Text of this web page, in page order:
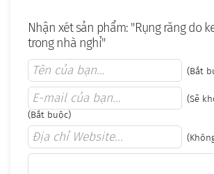
Nhận xét sản phẩm: "Rụng răng do
trong nhà nghỉ"
(Bắt
(Sẽ
(Bắt buộc)